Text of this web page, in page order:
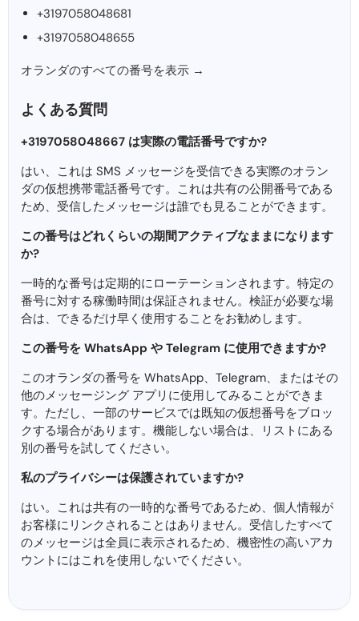
+3197058048681
+3197058048655
オランダのすべての番号を表示 →
よくある質問
+3197058048667 は実際の電話番号ですか?
はい、これは SMS メッセージを受信できる実際のオラン
ダの仮想携帯電話番号です。これは共有の公開番号である
ため、受信したメッセージは誰でも見ることができます。
この番号はどれくらいの期間アクティブなままになります
か?
一時的な番号は定期的にローテーションされます。特定の
番号に対する稼働時間は保証されません。検証が必要な場
合は、できるだけ早く使用することをお勧めします。
この番号を WhatsApp や Telegram に使用できますか?
このオランダの番号を WhatsApp、Telegram、またはその
他のメッセージング アプリに使用してみることができま
す。ただし、一部のサービスでは既知の仮想番号をブロッ
クする場合があります。機能しない場合は、リストにある
別の番号を試してください。
私のプライバシーは保護されていますか?
はい。これは共有の一時的な番号であるため、個人情報が
お客様にリンクされることはありません。受信したすべて
のメッセージは全員に表示されるため、機密性の高いアカ
ウントにはこれを使用しないでください。